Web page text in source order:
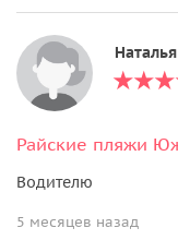
Райские пляжи
Водителю
5 месяцев назад